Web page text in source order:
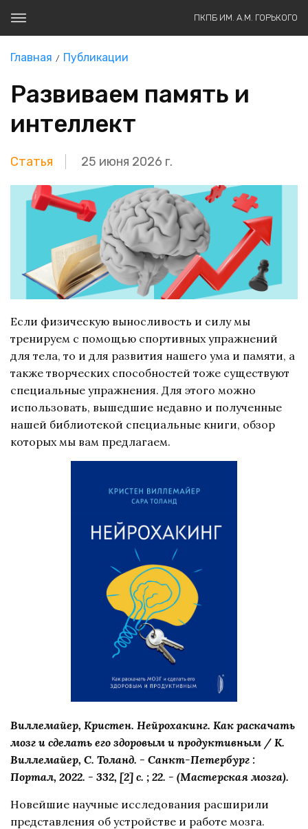
ПКПБ ИМ. А.М. ГОРЬКОГО
Главная Публикации
Развиваем память и
интеллект
Статья 25 июня 2026 г.
Если физическую выносливость и силу мы
тренируем с помощью спортивных упражнений
для тела, то и для развития нашего ума и памяти, а
также творческих способностей тоже существуют
специальные упражнения. Для этого можно
использовать, вышедшие недавно и полученные
нашей библиотекой специальные книги, обзор
которых мы вам предлагаем.
Виллемайер, Кристен. Нейрохакинг. Как раскачать
мозг и сделать его здоровым и продуктивным / К.
Виллемайер, С. Толанд. - Санкт-Петербург :
Портал, 2022. - 332, [2] с. ; 22. - (Мастерская мозга).
Новейшие научные исследования расширили
представления об устройстве и работе мозга.